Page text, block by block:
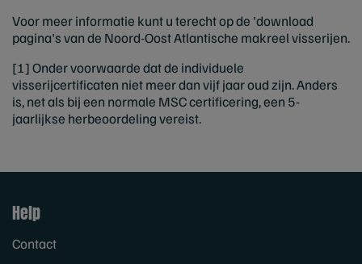
Voor meer informatie kunt u terecht op de 'download
pagina's van de Noord-Oost Atlantische makreel visserijen.
[1] Onder voorwaarde dat de individuele
visserijcertificaten niet meer dan vijf jaar oud zijn. Anders
is, net als bij een normale MSC certificering, een 5-
jaarlijkse herbeoordeling vereist.
Help
Contact